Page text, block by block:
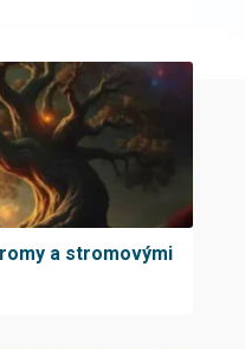
a stromovými